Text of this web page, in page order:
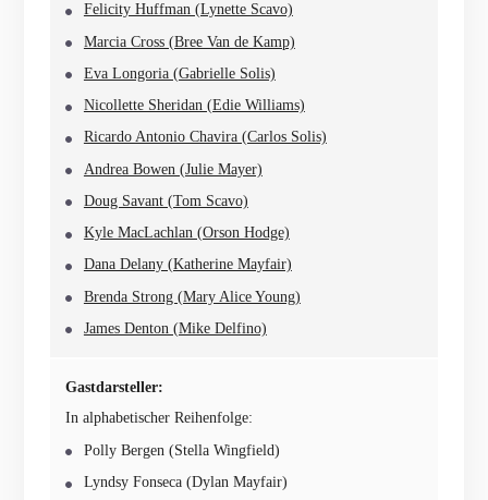
Felicity Huffman (Lynette Scavo)
Marcia Cross (Bree Van de Kamp)
Eva Longoria (Gabrielle Solis)
Nicollette Sheridan (Edie Williams)
Ricardo Antonio Chavira (Carlos Solis)
Andrea Bowen (Julie Mayer)
Doug Savant (Tom Scavo)
Kyle MacLachlan (Orson Hodge)
Dana Delany (Katherine Mayfair)
Brenda Strong (Mary Alice Young)
James Denton (Mike Delfino)
Gastdarsteller:
In alphabetischer Reihenfolge:
Polly Bergen (Stella Wingfield)
Lyndsy Fonseca (Dylan Mayfair)